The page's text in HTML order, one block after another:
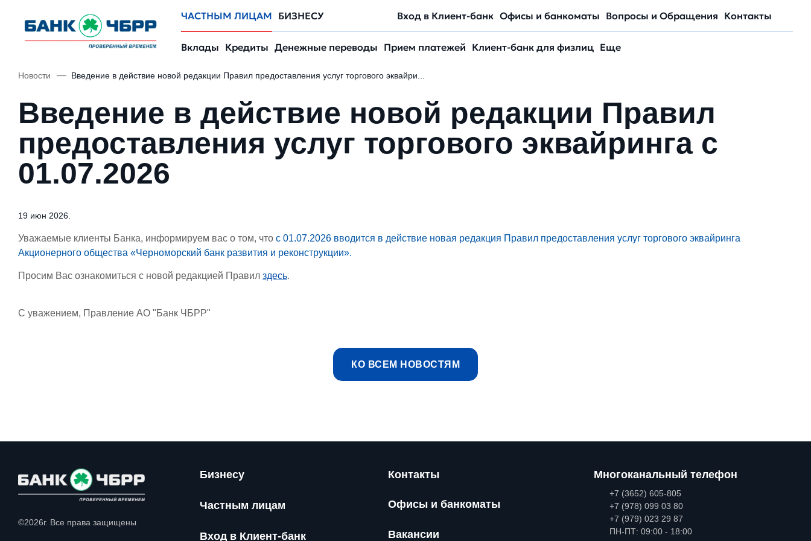
ЧАСТНЫМ ЛИЦАМ БИЗНЕСУ Вход в Клиент-банк Офисы и банкоматы Вопросы и Обращения Контакты
Вклады Кредиты Денежные переводы Прием платежей Клиент-банк для физлиц Еще
Новости Введение в действие новой редакции Правил предоставления услуг торгового эквайри...
Введение в действие новой редакции Правил
предоставления услуг торгового эквайринга с
01.07.2026
19 июн 2026.
Уважаемые клиенты Банка, информируем вас о том, что с 01.07.2026 вводится в действие новая редакция Правил предоставления услуг торгового эквайринга
Акционерного общества «Черноморский банк развития и реконструкции».
Просим Вас ознакомиться с новой редакцией Правил здесь.
С уважением, Правление АО "Банк ЧБРР"
КО ВСЕМ НОВОСТЯМ
©2026г. Все права защищены
Бизнесу
Частным лицам
Вход в Клиент-банк
Контакты
Офисы и банкоматы
Вакансии
Многоканальный телефон
+7 (3652) 605-805
+7 (978) 099 03 80
+7 (979) 023 29 87
ПН-ПТ: 09:00 - 18:00